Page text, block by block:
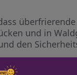
und in
den